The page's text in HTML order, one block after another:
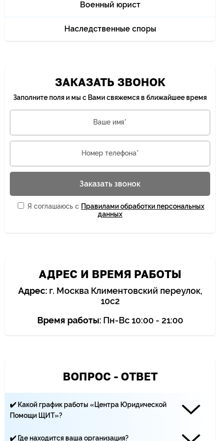
Военный юрист
Наследственные споры
ЗАКАЗАТЬ ЗВОНОК
Заполните поля и мы с Вами свяжемся в ближайшее время
Ваше имя*
Номер телефона*
Заказать звонок
Я соглашаюсь с Правилами обработки персональных
данных
АДРЕС И ВРЕМЯ РАБОТЫ
Адрес:г. Москва Климентовский переулок,
10с2
Время работы:Пн-Вс 10:00 - 21:00
ВОПРОС - ОТВЕТ
✔️ Какой график работы «Центра Юридической
Помощи ЩИТ»?
✔️ Где находится ваша организация?